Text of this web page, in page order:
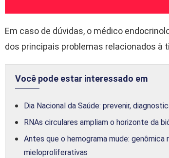
Em caso de dúvidas, o médico
dos principais problemas relacionados à
Você pode estar interessado em
Dia Nacional da Saúde: prevenir,
RNAs circulares ampliam o horizonte da
Antes que o hemograma mude:
mieloproliferativas